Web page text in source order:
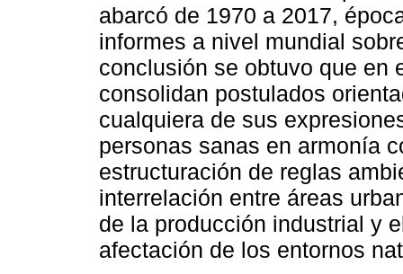
abarcó de 1970 a 2017,
informes a nivel mundial
conclusión se obtuvo que en
consolidan postulados
cualquiera de sus
personas sanas en armonía
estructuración de reglas
interrelación entre áreas
de la producción industrial y
afectación de los entornos